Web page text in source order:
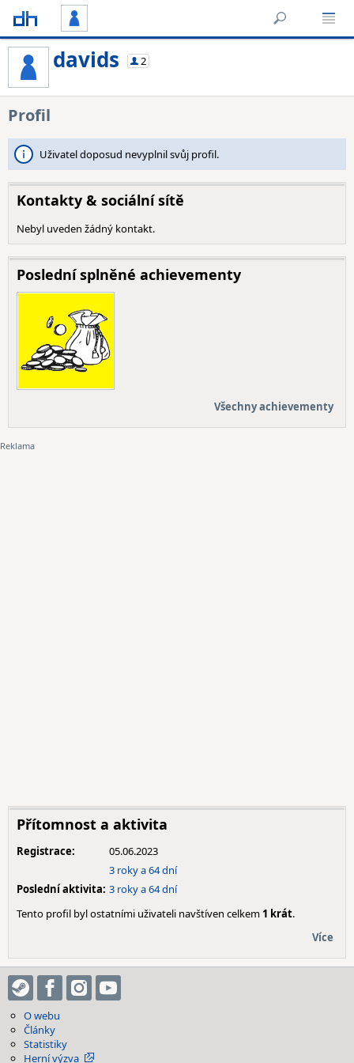
davids 2
Profil
Uživatel doposud nevyplnil svůj profil.
Kontakty & sociální sítě
Nebyl uveden žádný kontakt.
Poslední splněné achievementy
Všechny achievementy
Přítomnost a aktivita
Registrace:
05.06.2023
3 roky a 64 dní
Poslední aktivita: 3 roky a 64 dní
Tento profil byl ostatními uživateli navštíven celkem 1 krát.
Více
O webu
Články
Statistiky
Herní výzva